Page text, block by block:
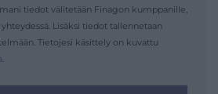
tiedot välitetään Finagon kumppanille,
Lisäksi tiedot tallennetaan
Tietojesi käsittely on kuvattu
.